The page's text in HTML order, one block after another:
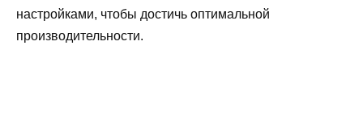
настройками, чтобы достичь оптимальной
производительности.